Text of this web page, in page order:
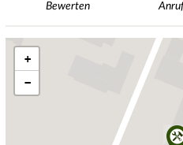
Bewerten
+
−